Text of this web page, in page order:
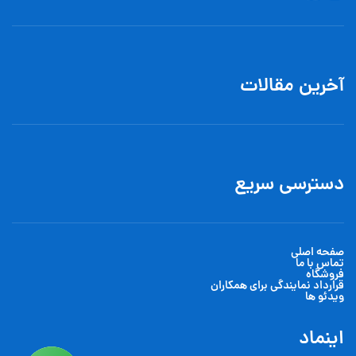
آخرین مقالات
دسترسی سریع
صفحه اصلی
تماس با ما
فروشگاه
قرارداد نمایندگی برای همکاران
ویدئو ها
اینماد